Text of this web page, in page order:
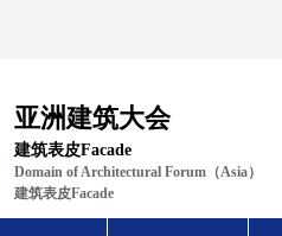
亚洲建筑大会
建筑表皮Facade
Domain of Architectural Forum（Asia）
建筑表皮Facade